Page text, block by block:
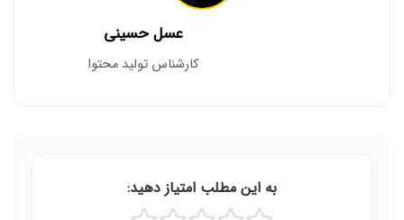
عسل حسینی
کارشناس تولید محتوا
به این مطلب امتیاز دهید: